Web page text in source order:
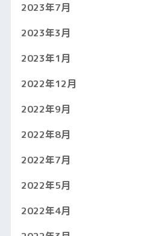
2023年7月
2023年3月
2023年1月
2022年12月
2022年9月
2022年8月
2022年7月
2022年5月
2022年4月